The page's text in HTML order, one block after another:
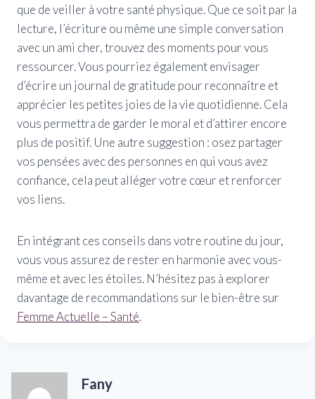
que de veiller à votre santé physique. Que ce soit par la
lecture, l’écriture ou même une simple conversation
avec un ami cher, trouvez des moments pour vous
ressourcer. Vous pourriez également envisager
d’écrire un journal de gratitude pour reconnaître et
apprécier les petites joies de la vie quotidienne. Cela
vous permettra de garder le moral et d’attirer encore
plus de positif. Une autre suggestion : osez partager
vos pensées avec des personnes en qui vous avez
confiance, cela peut alléger votre cœur et renforcer
vos liens.
En intégrant ces conseils dans votre routine du jour,
vous vous assurez de rester en harmonie avec vous-
même et avec les étoiles. N’hésitez pas à explorer
davantage de recommandations sur le bien-être sur
Femme Actuelle – Santé.
Fany